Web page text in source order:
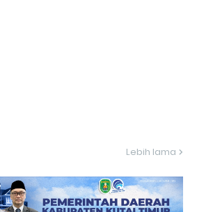
Lebih lama